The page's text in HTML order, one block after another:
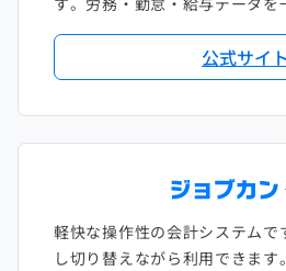
公式サイト
軽快な操作性の会計システムで
し切り替えながら利用できます。